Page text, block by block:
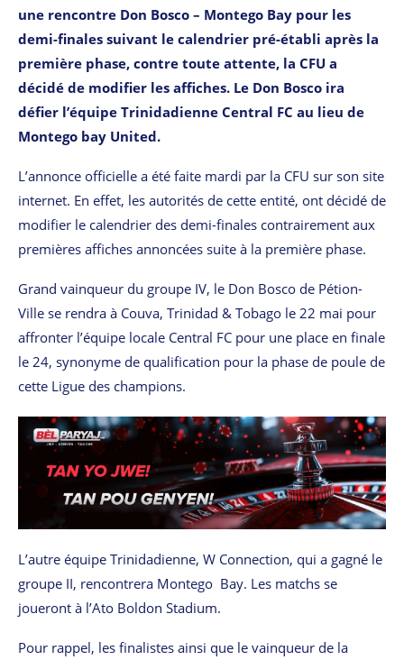
une rencontre Don Bosco – Montego Bay pour les
demi-finales suivant le calendrier pré-établi après la
première phase, contre toute attente, la CFU a
décidé de modifier les affiches. Le Don Bosco ira
défier l’équipe Trinidadienne Central FC au lieu de
Montego bay United.
L’annonce officielle a été faite mardi par la CFU sur son site
internet. En effet, les autorités de cette entité, ont décidé de
modifier le calendrier des demi-finales contrairement aux
premières affiches annoncées suite à la première phase.
Grand vainqueur du groupe IV, le Don Bosco de Pétion-
Ville se rendra à Couva, Trinidad & Tobago le 22 mai pour
affronter l’équipe locale Central FC pour une place en finale
le 24, synonyme de qualification pour la phase de poule de
cette Ligue des champions.
L’autre équipe Trinidadienne, W Connection, qui a gagné le
groupe II, rencontrera Montego Bay. Les matchs se
joueront à l’Ato Boldon Stadium.
Pour rappel, les finalistes ainsi que le vainqueur de la